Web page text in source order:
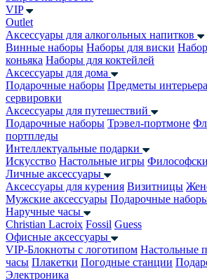
VIP
Outlet
Аксессуары для алкогольных напитков
Винные наборы Наборы для виски
коньяка Наборы для коктейлей
Аксессуары для дома
Подарочные наборы Предметы интерьера
сервировки
Аксессуары для путешествий
Подарочные наборы Трэвел-портмоне
портпледы
Интеллектуальные подарки
Искусство Настольные игры
Личные аксессуары
Аксессуары для курения Визитницы
Мужские аксессуары Подарочные
Наручные часы
Christian Lacroix Fossil Guess
Офисные аксессуары
VIP-Блокноты с логотипом Настольные
часы Плакетки Погодные станции
Электроника